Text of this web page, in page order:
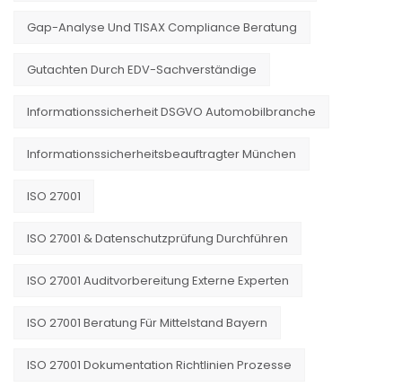
Gap-Analyse Und TISAX Compliance Beratung
Gutachten Durch EDV-Sachverständige
Informationssicherheit DSGVO Automobilbranche
Informationssicherheitsbeauftragter München
ISO 27001
ISO 27001 & Datenschutzprüfung Durchführen
ISO 27001 Auditvorbereitung Externe Experten
ISO 27001 Beratung Für Mittelstand Bayern
ISO 27001 Dokumentation Richtlinien Prozesse